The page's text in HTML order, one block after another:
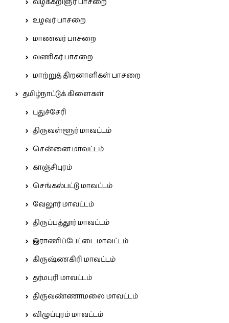
உழவர் பாசறை
மாணவர் பாசறை
வணிகர் பாசறை
மாற்றுத் திறனாளிகள் பாசறை
தமிழ்நாட்டுக் கிளைகள்
புதுச்சேரி
திருவள்ளூர் மாவட்டம்
சென்னை மாவட்டம்
காஞ்சிபுரம்
செங்கல்பட்டு மாவட்டம்
வேலூர் மாவட்டம்
திருப்பத்தூர் மாவட்டம்
இராணிப்பேட்டை மாவட்டம்
கிருஷ்ணகிரி மாவட்டம்
தர்மபுரி மாவட்டம்
திருவண்ணாமலை மாவட்டம்
விழுப்புரம் மாவட்டம்